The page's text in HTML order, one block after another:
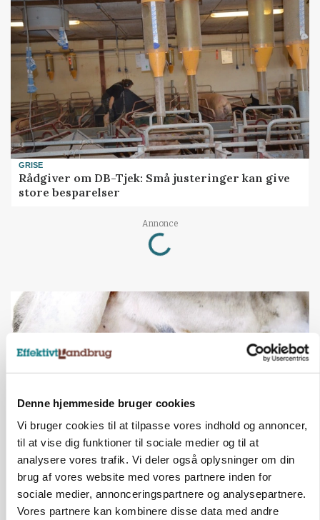
Denne hjemmeside bruger cookies
Vi bruger cookies til at tilpasse vores indhold og annoncer,
til at vise dig funktioner til sociale medier og til at
analysere vores trafik. Vi deler også oplysninger om din
brug af vores website med vores partnere inden for
sociale medier, annonceringspartnere og analysepartnere.
Vores partnere kan kombinere disse data med andre
GRISE
Rådgiver om DB-Tjek: Små justeringer kan give
store besparelser
Annonce
Loading...
MARKED
Russisk mælkepris dykker 23 procent
Annonce